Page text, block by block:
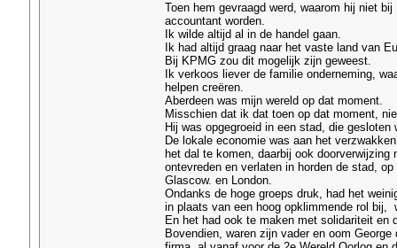
Toen hem gevraagd werd, waarom hij niet
accountant worden.
Ik wilde altijd al in de handel gaan.
Ik had altijd graag naar het vaste land van
Bij KPMG zou dit mogelijk zijn geweest.
Ik verkoos liever de familie onderneming,
helpen creëren.
Aberdeen was mijn wereld op dat moment.
Misschien dat ik dat toen op dat moment,
Hij was opgegroeid in een stad, die
De lokale economie was aan het
het dal te komen, daarbij ook
ontevreden en verlaten in horden de stad,
Glascow. en London.
Ondanks de hoge groeps druk, had het
in plaats van een hoog opklimmende rol bij,
En het had ook te maken met solidariteit en
Bovendien, waren zijn vader en oom